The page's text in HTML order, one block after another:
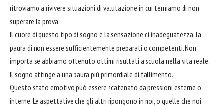
ritroviamo a rivivere situazioni di valutazione in cui temiamo di non
superare la prova.
Il cuore di questo tipo di sogno è la sensazione di inadeguatezza, la
paura di non essere sufficientemente preparati o competenti. Non
importa se abbiamo ottenuto ottimi risultati a scuola nella vita reale.
Il sogno attinge a una paura più primordiale di fallimento.
Questo stato emotivo può essere scatenato da pressioni esterne o
interne. Le aspettative che gli altri ripongono in noi, o quelle che noi